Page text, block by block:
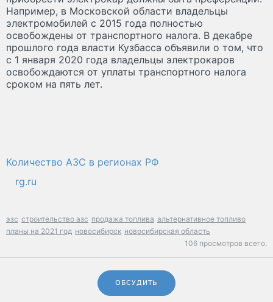
Например, в Московской области владельцы
электромобилей с 2015 года полностью
освобождены от транспортного налога. В декабре
прошлого года власти Кузбасса объявили о том, что
с 1 января 2020 года владельцы электрокаров
освобождаются от уплаты транспортного налога
сроком на пять лет.
Количество АЗС в регионах РФ
rg.ru
эзс строительство азс продажа топлива альтернативное топливо
планы на 2021 год новосибирск новосибирская область
106 просмотров всего.
ОБСУДИТЬ